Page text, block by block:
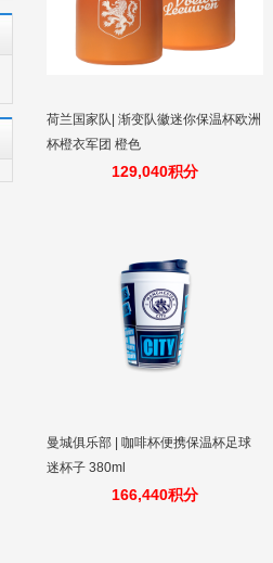
荷兰国家队| 渐变队徽迷你保温杯欧洲
杯橙衣军团 橙色
129,040积分
曼城俱乐部 | 咖啡杯便携保温杯足球
迷杯子 380ml
166,440积分